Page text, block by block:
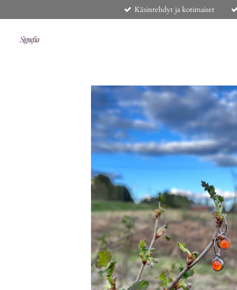
pääsisältöön
Käsintehdyt ja kotimaiset